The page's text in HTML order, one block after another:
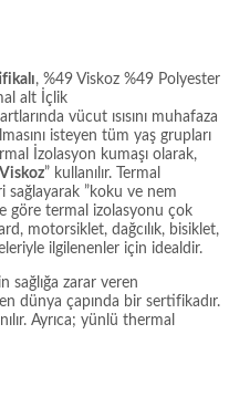
, %49 Viskoz %49 Polyester
alt İçlik
vücut ısısını muhafaza
isteyen tüm yaş grupları
İzolasyon kumaşı olarak,
Viskoz” kullanılır. Termal
sağlayarak ”koku ve nem
göre termal izolasyonu çok
motorsiklet, dağcılık, bisiklet,
ilgilenenler için idealdir.
sağlığa zarar veren
dünya çapında bir sertifikadır.
Ayrıca; yünlü thermal